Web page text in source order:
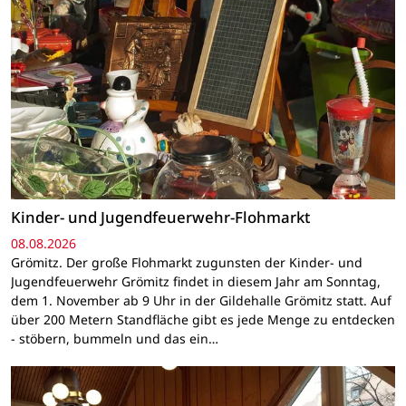
Kinder- und Jugendfeuerwehr-Flohmarkt
08.08.2026
Grömitz. Der große Flohmarkt zugunsten der Kinder- und
Jugendfeuerwehr Grömitz findet in diesem Jahr am Sonntag,
dem 1. November ab 9 Uhr in der Gildehalle Grömitz statt. Auf
über 200 Metern Standfläche gibt es jede Menge zu entdecken
- stöbern, bummeln und das ein…